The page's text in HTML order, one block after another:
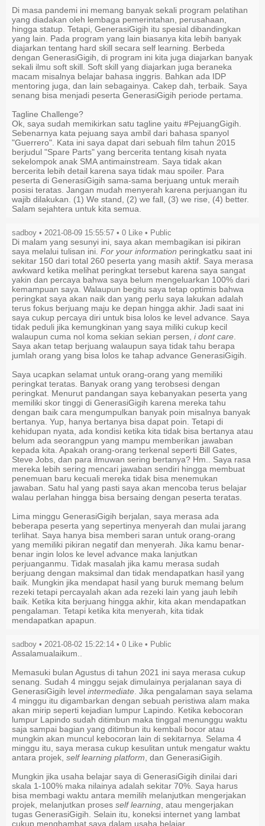
Di masa pandemi ini memang banyak sekali program pelatihan
yang diadakan oleh lembaga pemerintahan, perusahaan,
hingga statup. Tetapi, GenerasiGigih itu spesial dibandingkan
yang lain. Pada program yang lain biasanya kita lebih banyak
diajarkan tentang hard skill secara self learning. Berbeda
dengan GenerasiGigih, di program ini kita juga diajarkan banyak
sekali ilmu soft skill. Soft skill yang diajarkan juga beraneka
macam misalnya belajar bahasa inggris. Bahkan ada IDP
mentoring juga, dan lain sebagainya. Cakep dah, terbaik. Saya
senang bisa menjadi peserta GenerasiGigih periode pertama.
Tagline Challenge?
Ok, saya sudah memikirkan satu tagline yaitu #PejuangGigih.
Sebenarnya kata pejuang saya ambil dari bahasa spanyol
"Guerrero". Kata ini saya dapat dari sebuah film tahun 2015
berjudul "Spare Parts" yang bercerita tentang kisah nyata
sekelompok anak SMA antimainstream. Saya tidak akan
bercerita lebih detail karena saya tidak mau spoiler. Para
peserta di GenerasiGigih sama-sama berjuang untuk meraih
posisi teratas. Jangan mudah menyerah karena perjuangan itu
wajib dilakukan. (1) We stand, (2) we fall, (3) we rise, (4) better.
Salam sejahtera untuk kita semua.
sadboy • 2021-08-09 15:55:57 • 0 Like • Public
Di malam yang sesunyi ini, saya akan membagikan isi pikiran
saya melalui tulisan ini. For your information peringkatku saat ini
sekitar 150 dari total 260 peserta yang masih aktif. Saya merasa
awkward ketika melihat peringkat tersebut karena saya sangat
yakin dan percaya bahwa saya belum mengeluarkan 100% dari
kemampuan saya. Walaupun begitu saya tetap optimis bahwa
peringkat saya akan naik dan yang perlu saya lakukan adalah
terus fokus berjuang maju ke depan hingga akhir. Jadi saat ini
saya cukup percaya diri untuk bisa lolos ke level advance. Saya
tidak peduli jika kemungkinan yang saya miliki cukup kecil
walaupun cuma nol koma sekian sekian persen, i dont care
Saya akan tetap berjuang walaupun saya tidak tahu berapa
jumlah orang yang bisa lolos ke tahap advance GenerasiGigih.
Saya ucapkan selamat untuk orang-orang yang memiliki
peringkat teratas. Banyak orang yang terobsesi dengan
peringkat. Menurut pandangan saya kebanyakan peserta yang
memiliki skor tinggi di GenerasiGigih karena mereka tahu
dengan baik cara mengumpulkan banyak poin misalnya banyak
bertanya. Yup, hanya bertanya bisa dapat poin. Tetapi di
kehidupan nyata, ada kondisi ketika kita tidak bisa bertanya atau
belum ada seorangpun yang mampu memberikan jawaban
kepada kita. Apakah orang-orang terkenal seperti Bill Gates,
Steve Jobs, dan para ilmuwan sering bertanya? Hm.. Saya rasa
mereka lebih sering mencari jawaban sendiri hingga membuat
penemuan baru kecuali mereka tidak bisa menemukan
jawaban. Satu hal yang pasti saya akan mencoba terus belajar
walau perlahan hingga bisa bersaing dengan peserta teratas.
Lima minggu GenerasiGigih berjalan, saya merasa ada
beberapa peserta yang sepertinya menyerah dan mulai jarang
terlihat. Saya hanya bisa memberi saran untuk orang-orang
yang memiliki pikiran negatif dan menyerah. Jika kamu benar-
benar ingin lolos ke level advance maka lanjutkan
perjuanganmu. Tidak masalah jika kamu merasa sudah
berjuang dengan maksimal dan tidak mendapatkan hasil yang
baik. Mungkin jika mendapat hasil yang buruk memang belum
rezeki tetapi percayalah akan ada rezeki lain yang jauh lebih
baik. Ketika kita berjuang hingga akhir, kita akan mendapatkan
pengalaman. Tetapi ketika kita menyerah, kita tidak
mendapatkan apapun.
sadboy • 2021-08-02 15:22:14 • 0 Like • Public
Assalamualaikum..
Memasuki bulan Agustus di tahun 2021 ini saya merasa cukup
senang. Sudah 4 minggu sejak dimulainya perjalanan saya di
GenerasiGigih level intermediate . Jika pengalaman saya selama
4 minggu itu digambarkan dengan sebuah peristiwa alam maka
akan mirip seperti kejadian lumpur Lapindo. Ketika kebocoran
lumpur Lapindo sudah ditimbun maka tinggal menunggu waktu
saja sampai bagian yang ditimbun itu kembali bocor atau
mungkin akan muncul kebocoran lain di sekitarnya. Selama 4
minggu itu, saya merasa cukup kesulitan untuk mengatur waktu
antara projek, self learning platform , dan GenerasiGigih.
Mungkin jika usaha belajar saya di GenerasiGigih dinilai dari
skala 1-100% maka nilainya adalah sekitar 70%. Saya harus
bisa membagi waktu antara memilih melanjutkan mengerjakan
projek, melanjutkan proses self learning , atau mengerjakan
tugas GenerasiGigih. Selain itu, koneksi internet yang lambat
cukup menghambat saya dalam usaha belajar.